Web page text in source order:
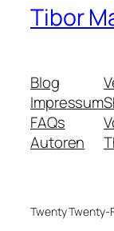
Tibor
Blog
Impressum
FAQs
Autoren
Twenty Twenty-